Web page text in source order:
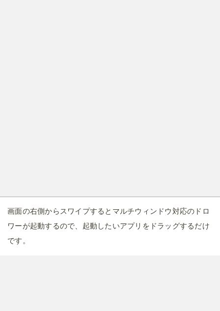
画面の右側からスワイプするとマルチウィンドウ対応のドロ
ワーが起動するので、起動したいアプリをドラッグするだけ
です。